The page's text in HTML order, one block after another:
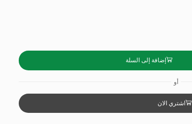
إضافة إلى السلة
أو
اشتري الان